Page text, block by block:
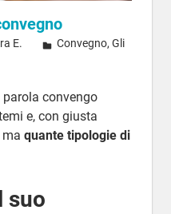
E. Convegno,Gli
convengo
e, con giusta
quante tipologie di
suo